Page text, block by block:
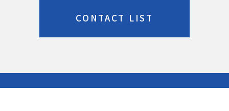
CONTACT LIST